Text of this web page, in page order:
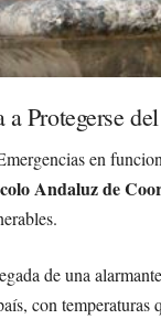
Protegerse
en
Andaluz de
de una alarmante
con